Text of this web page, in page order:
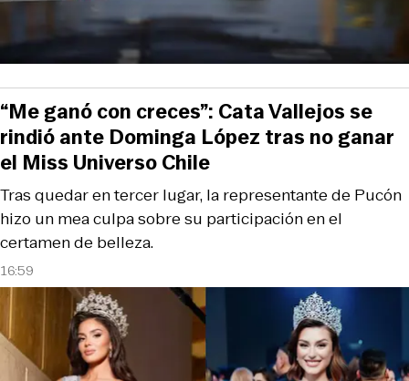
16:59
Tras quedar en tercer lugar, la representante de Pucón
hizo un mea culpa sobre su participación en el
certamen de belleza.
“Me ganó con creces”: Cata Vallejos se
rindió ante Dominga López tras no ganar
el Miss Universo Chile